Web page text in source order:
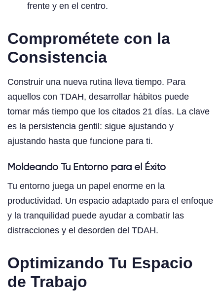
frente y en el centro.
Comprométete con la
Consistencia
Construir una nueva rutina lleva tiempo. Para
aquellos con TDAH, desarrollar hábitos puede
tomar más tiempo que los citados 21 días. La clave
es la persistencia gentil: sigue ajustando y
ajustando hasta que funcione para ti.
Moldeando Tu Entorno para el Éxito
Tu entorno juega un papel enorme en la
productividad. Un espacio adaptado para el enfoque
y la tranquilidad puede ayudar a combatir las
distracciones y el desorden del TDAH.
Optimizando Tu Espacio
de Trabajo